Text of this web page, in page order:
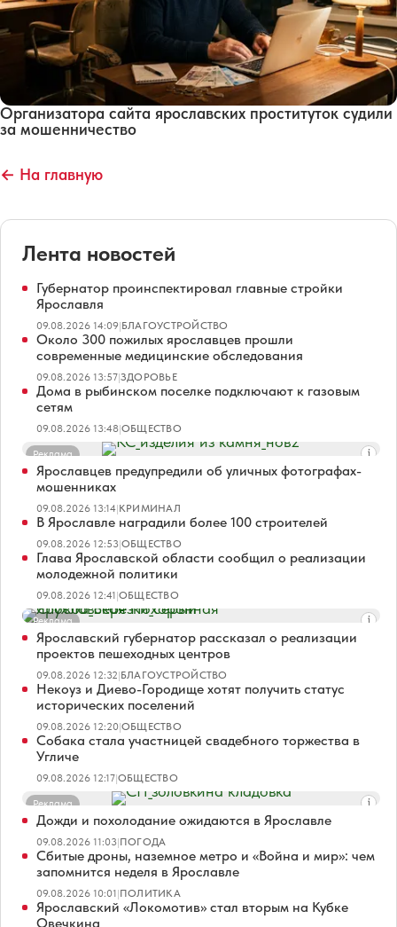
Организатора сайта ярославских проституток судили
за мошенничество
← На главную
Лента новостей
Губернатор проинспектировал главные стройки
Ярославля
09.08.2026 14:09|БЛАГОУСТРОЙСТВО
Около 300 пожилых ярославцев прошли
современные медицинские обследования
09.08.2026 13:57|ЗДОРОВЬЕ
Дома в рыбинском поселке подключают к газовым
сетям
09.08.2026 13:48|ОБЩЕСТВО
Реклама
Ярославцев предупредили об уличных фотографах-
мошенниках
09.08.2026 13:14|КРИМИНАЛ
В Ярославле наградили более 100 строителей
09.08.2026 12:53|ОБЩЕСТВО
Глава Ярославской области сообщил о реализации
молодежной политики
09.08.2026 12:41|ОБЩЕСТВО
Реклама
Ярославский губернатор рассказал о реализации
проектов пешеходных центров
09.08.2026 12:32|БЛАГОУСТРОЙСТВО
Некоуз и Диево-Городище хотят получить статус
исторических поселений
09.08.2026 12:20|ОБЩЕСТВО
Собака стала участницей свадебного торжества в
Угличе
09.08.2026 12:17|ОБЩЕСТВО
Реклама
Дожди и похолодание ожидаются в Ярославле
09.08.2026 11:03|ПОГОДА
Сбитые дроны, наземное метро и «Война и мир»: чем
запомнится неделя в Ярославле
09.08.2026 10:01|ПОЛИТИКА
Ярославский «Локомотив» стал вторым на Кубке
Овечкина